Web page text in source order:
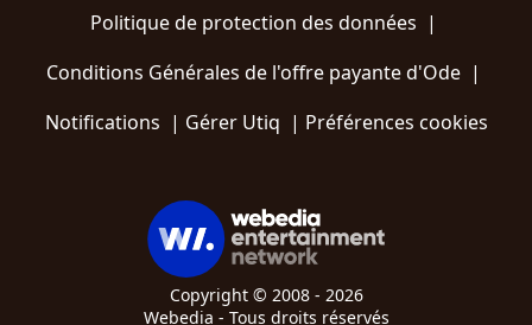
Politique de protection des données |
Conditions Générales de l'offre payante d'Ode |
Notifications | Gérer Utiq | Préférences cookies
Copyright © 2008 - 2026
Webedia - Tous droits réservés